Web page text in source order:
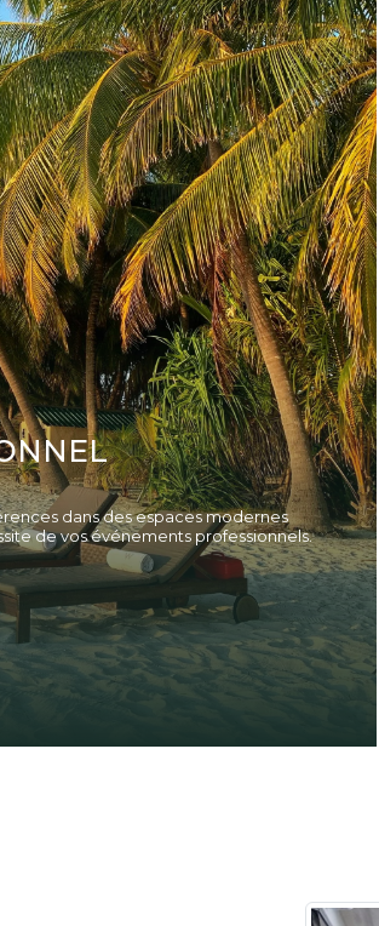
dans des espaces modernes
de vos événements professionnels.